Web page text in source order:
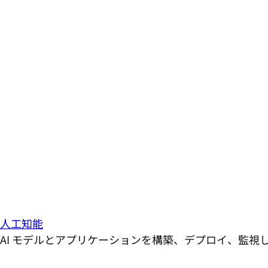
人工知能
AI モデルとアプリケーションを構築、デプロイ、監視